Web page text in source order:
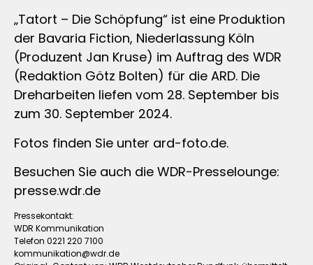
„Tatort – Die Schöpfung“ ist eine Produktion
der Bavaria Fiction, Niederlassung Köln
(Produzent Jan Kruse) im Auftrag des WDR
(Redaktion Götz Bolten) für die ARD. Die
Dreharbeiten liefen vom 28. September bis
zum 30. September 2024.
Fotos finden Sie unter ard-foto.de.
Besuchen Sie auch die WDR-Presselounge:
presse.wdr.de
Pressekontakt:
WDR Kommunikation
Telefon 0221 220 7100
kommunikation@wdr.de